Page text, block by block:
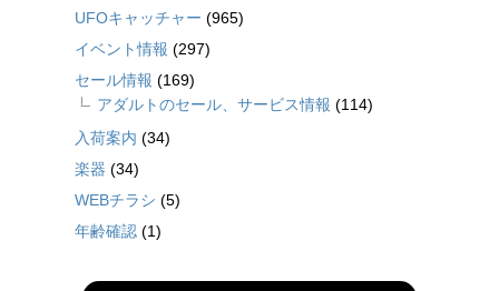
UFOキャッチャー (965)
イベント情報 (297)
セール情報 (169)
アダルトのセール、サービス情報 (114)
入荷案内 (34)
楽器 (34)
WEBチラシ (5)
年齢確認 (1)